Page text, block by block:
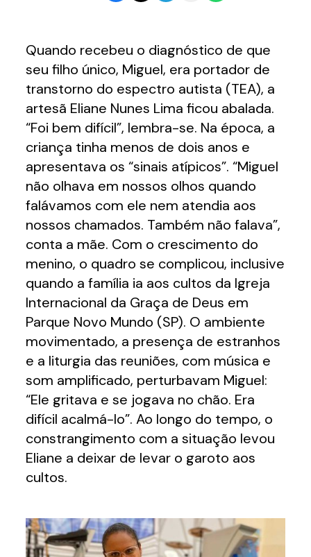
Quando recebeu o diagnóstico de que
seu filho único, Miguel, era portador de
transtorno do espectro autista (TEA), a
artesã Eliane Nunes Lima ficou abalada.
“Foi bem difícil”, lembra-se. Na época, a
criança tinha menos de dois anos e
apresentava os “sinais atípicos”. “Miguel
não olhava em nossos olhos quando
falávamos com ele nem atendia aos
nossos chamados. Também não falava”,
conta a mãe. Com o crescimento do
menino, o quadro se complicou, inclusive
quando a família ia aos cultos da Igreja
Internacional da Graça de Deus em
Parque Novo Mundo (SP). O ambiente
movimentado, a presença de estranhos
e a liturgia das reuniões, com música e
som amplificado, perturbavam Miguel:
“Ele gritava e se jogava no chão. Era
difícil acalmá-lo”. Ao longo do tempo, o
constrangimento com a situação levou
Eliane a deixar de levar o garoto aos
cultos.